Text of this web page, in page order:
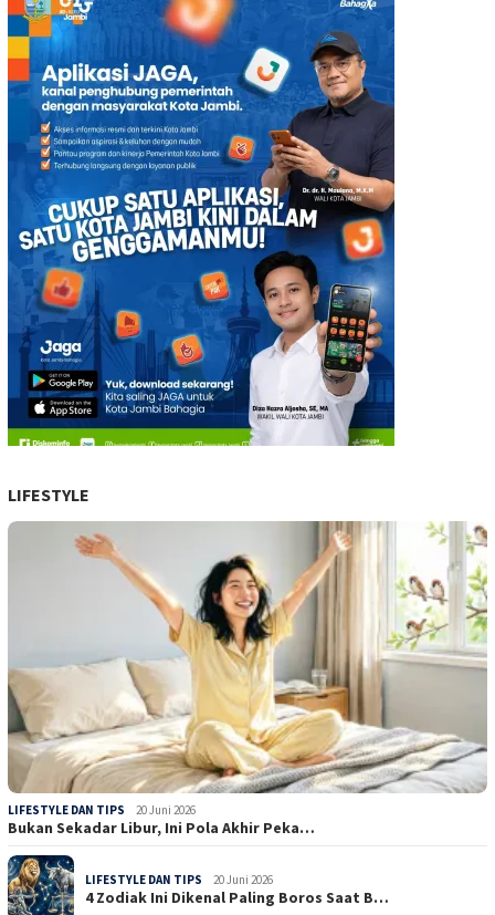
LIFESTYLE
LIFESTYLE DAN TIPS 20 Juni 2026
Bukan Sekadar Libur, Ini Pola Akhir Peka…
LIFESTYLE DAN TIPS 20 Juni 2026
4 Zodiak Ini Dikenal Paling Boros Saat B…